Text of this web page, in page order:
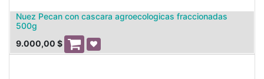
Nuez Pecan con cascara agroecologicas fraccionadas
500g
9.000,00 $